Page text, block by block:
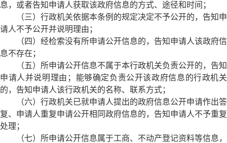
息，或者告知申请人获取该政府信息的方式、途径和时间；
（三）行政机关依据本条例的规定决定不予公开的，告知申
请人不予公开并说明理由；
（四）经检索没有所申请公开信息的，告知申请人该政府信
息不存在；
（五）所申请公开信息不属于本行政机关负责公开的，告知
申请人并说明理由；能够确定负责公开该政府信息的行政机关
的，告知申请人该行政机关的名称、联系方式；
（六）行政机关已就申请人提出的政府信息公开申请作出答
复、申请人重复申请公开相同政府信息的，告知申请人不予重复
处理；
（七）所申请公开信息属于工商、不动产登记资料等信息，